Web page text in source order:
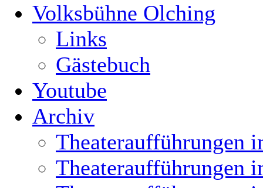
Volksbühne Olching
Links
Gästebuch
Youtube
Archiv
Theateraufführungen
Theateraufführungen